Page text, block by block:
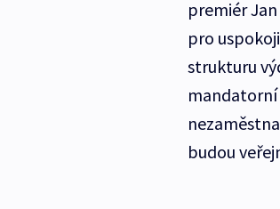
premiér
pro
strukturu
budou